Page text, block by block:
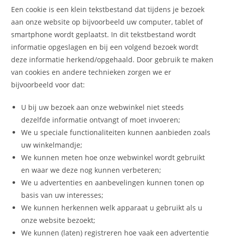
Een cookie is een klein tekstbestand dat tijdens je bezoek
aan onze website op bijvoorbeeld uw computer, tablet of
smartphone wordt geplaatst. In dit tekstbestand wordt
informatie opgeslagen en bij een volgend bezoek wordt
deze informatie herkend/opgehaald. Door gebruik te maken
van cookies en andere technieken zorgen we er
bijvoorbeeld voor dat:
U bij uw bezoek aan onze webwinkel niet steeds
dezelfde informatie ontvangt of moet invoeren;
We u speciale functionaliteiten kunnen aanbieden zoals
uw winkelmandje;
We kunnen meten hoe onze webwinkel wordt gebruikt
en waar we deze nog kunnen verbeteren;
We u advertenties en aanbevelingen kunnen tonen op
basis van uw interesses;
We kunnen herkennen welk apparaat u gebruikt als u
onze website bezoekt;
We kunnen (laten) registreren hoe vaak een advertentie